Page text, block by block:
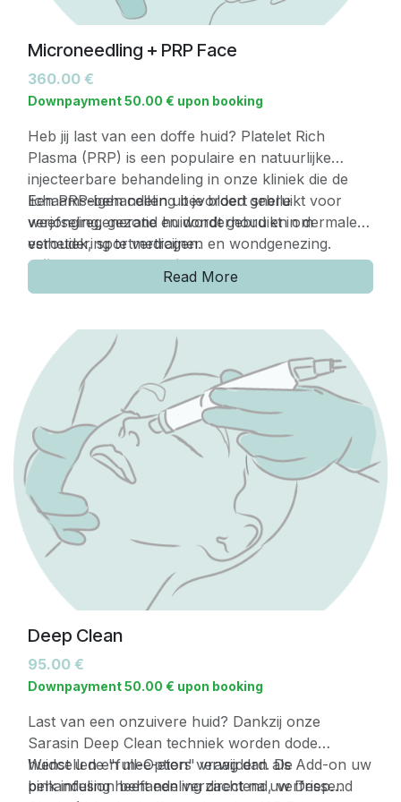
Microneedling + PRP Face
360.00 €
Downpayment50.00 € upon booking
Heb jij last van een doffe huid? Platelet Rich
Plasma (PRP) is een populaire en natuurlijke
injecteerbare behandeling in onze kliniek die de
lichaamseigen cellen uit je bloed gebruikt voor
verjonging, gezond huidonderhoud en om
veroudering te vertragen.
Een PRP-behandeling bevordert snelle
weefselregeneratie en wordt gebruikt in dermale
esthetiek, sportmedicijnen en wondgenezing.
Prijs: €350/behandeling
Voor het beste resultaat heb je 3 sessies nodig
sessie.
Read More
Deep Clean
95.00 €
Downpayment50.00 € upon booking
Last van een onzuivere huid? Dankzij onze
Sarasin Deep Clean techniek worden dode
huidcellen en mee-eters verwijderd. De
behandeling heeft een verzachtend, verfrissend
Wenst u de "full-Option" vraag dan als Add-on uw
pink infusion behandeling direct na uw Deep